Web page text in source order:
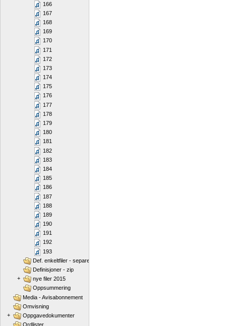
166
167
168
169
170
171
172
173
174
175
176
177
178
179
180
181
182
183
184
185
186
187
188
189
190
191
192
193
Def. enkeltfiler - separert
Definisjoner - zip
+
nye filer 2015
Oppsummering
Media - Avisabonnement
Omvisning
+
Oppgavedokumenter
Ordlister